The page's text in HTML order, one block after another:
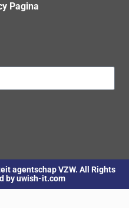
Pagina
agentschap VZW. All Rights
by uwish-it.com